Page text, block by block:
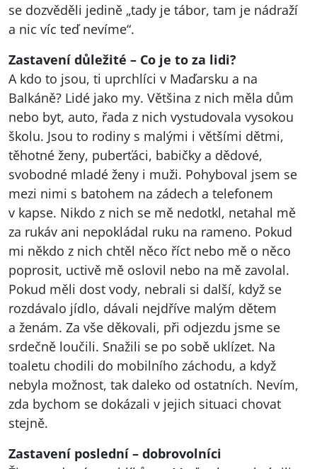
se dozvěděli jedině „tady je tábor, tam je nádraží
a nic víc teď nevíme“.
Zastavení důležité – Co je to za lidi?
A kdo to jsou, ti uprchlíci v Maďarsku a na
Balkáně? Lidé jako my. Většina z nich měla dům
nebo byt, auto, řada z nich vystudovala vysokou
školu. Jsou to rodiny s malými i většími dětmi,
těhotné ženy, puberťáci, babičky a dědové,
svobodné mladé ženy i muži. Pohyboval jsem se
mezi nimi s batohem na zádech a telefonem
v kapse. Nikdo z nich se mě nedotkl, netahal mě
za rukáv ani nepokládal ruku na rameno. Pokud
mi někdo z nich chtěl něco říct nebo mě o něco
poprosit, uctivě mě oslovil nebo na mě zavolal.
Pokud měli dost vody, nebrali si další, když se
rozdávalo jídlo, dávali nejdříve malým dětem
a ženám. Za vše děkovali, při odjezdu jsme se
srdečně loučili. Snažili se po sobě uklízet. Na
toaletu chodili do mobilního záchodu, a když
nebyla možnost, tak daleko od ostatních. Nevím,
zda bychom se dokázali v jejich situaci chovat
stejně.
Zastavení poslední – dobrovolníci